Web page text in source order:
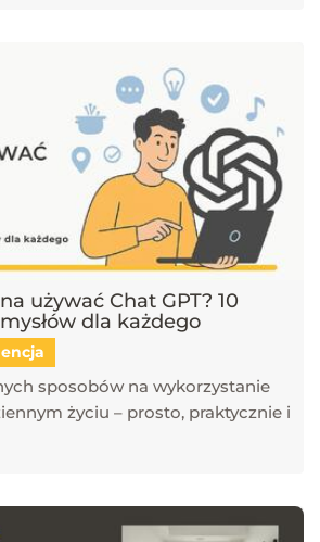
używać Chat GPT? 10
dla każdego
sposobów na wykorzystanie
życiu – prosto, praktycznie i